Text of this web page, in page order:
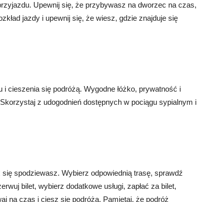
Upewnij się, że przybywasz na dworzec na czas,
jazdy i upewnij się, że wiesz, gdzie znajduje się
i cieszenia się podróżą. Wygodne łóżko, prywatność i
z udogodnień dostępnych w pociągu sypialnym i
spodziewasz. Wybierz odpowiednią trasę, sprawdź
bilet, wybierz dodatkowe usługi, zapłać za bilet,
na czas i ciesz się podróżą. Pamiętaj, że podróż